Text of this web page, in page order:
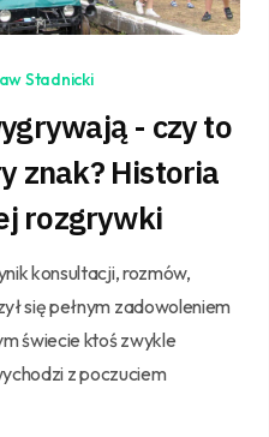
Stadnicki
- czy to
znak? Historia
rozgrywki
konsultacji, rozmów,
się pełnym zadowoleniem
świecie ktoś zwykle
z poczuciem